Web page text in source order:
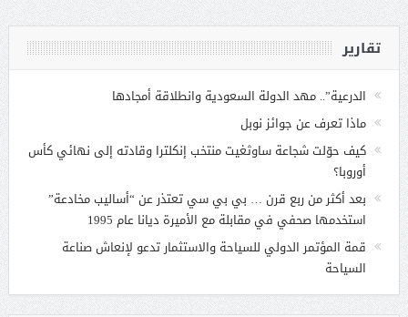
تقارير
الدرعية”.. مهد الدولة السعودية وانطلاقة أمجادها
ماذا تعرف عن جوائز نوبل
كيف حوّلت شجاعة ساوثغيت منتخب إنكلترا وقادته إلى نهائي كأس
أوروبا؟
بعد أكثر من ربع قرن … بي بي سي تعتذر عن “أساليب مخادعة”
استخدمها صحفي في مقابلة مع الأميرة ديانا عام 1995
قمة المؤتمر الدولي للسياحة والاستثمار تدعو لإنعاش صناعة
السياحة